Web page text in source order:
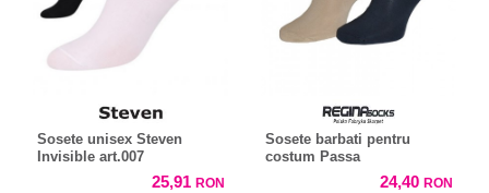
Sosete unisex Steven
Invisible art.007
25,91 RON
Sosete barbati pentru
costum Passa
24,40 RON